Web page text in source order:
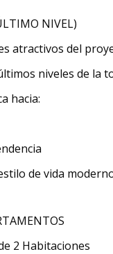
NIVEL)
atractivos del
niveles de la
hacia:
de vida
2 Habitaciones